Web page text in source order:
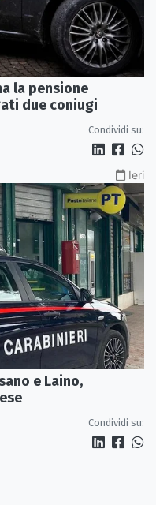
la pensione
due coniugi
Condividi su:
Ieri
e Laino,
Condividi su: